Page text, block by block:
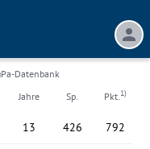
Datenbank
Jahre Sp. Pkt.1)
13 426 792